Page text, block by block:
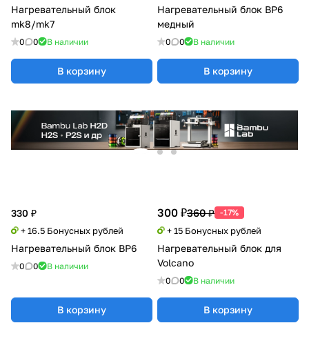
Нагревательный блок
mk8/mk7
0 0 В наличии
В корзину
Нагревательный блок BP6
медный
0 0 В наличии
В корзину
330 ₽
+ 16.5 Бонусных рублей
Нагревательный блок BP6
0 0 В наличии
В корзину
300 ₽360 ₽ -17%
+ 15 Бонусных рублей
Нагревательный блок для
Volcano
0 0 В наличии
В корзину